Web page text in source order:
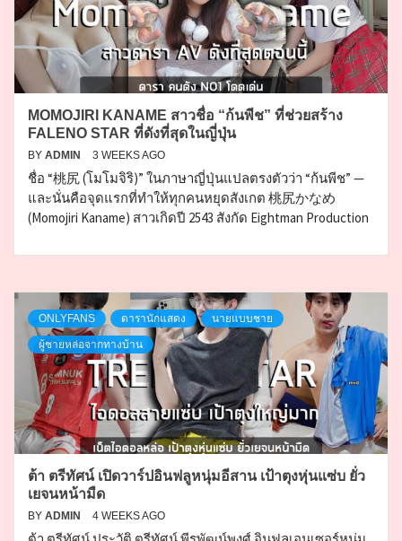
MOMOJIRI KANAME สาวชื่อ “ก้นพีช” ที่ช่วยสร้าง
FALENO STAR ที่ดังที่สุดในญี่ปุ่น
BY ADMIN 3 WEEKS AGO
ชื่อ “桃尻 (โมโมจิริ)” ในภาษาญี่ปุ่นแปลตรงตัวว่า “ก้นพีช” —
และนั่นคือจุดแรกที่ทำให้ทุกคนหยุดสังเกต 桃尻かなめ
(Momojiri Kaname) สาวเกิดปี 2543 สังกัด Eightman Production
ONLYFANS ดารานักแสดง นายแบบชาย
ผู้ชายหล่อจากทางบ้าน
ต้า ตรีทัศน์ เปิดวาร์ปอินฟลูหนุ่มอีสาน เป้าตุงหุ่นแซ่บ ยั่ว
เยจนหน้ามืด
BY ADMIN 4 WEEKS AGO